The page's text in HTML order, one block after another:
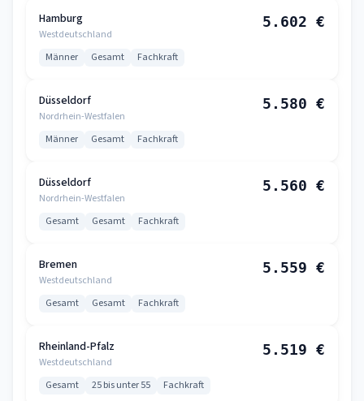
Hamburg
Westdeutschland
5.602 €
Männer Gesamt Fachkraft
Düsseldorf
Nordrhein-Westfalen
5.580 €
Männer Gesamt Fachkraft
Düsseldorf
Nordrhein-Westfalen
5.560 €
Gesamt Gesamt Fachkraft
Bremen
Westdeutschland
5.559 €
Gesamt Gesamt Fachkraft
Rheinland-Pfalz
Westdeutschland
5.519 €
Gesamt 25 bis unter 55 Fachkraft